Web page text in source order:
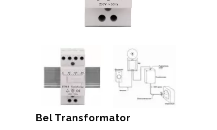
Bel Transformator